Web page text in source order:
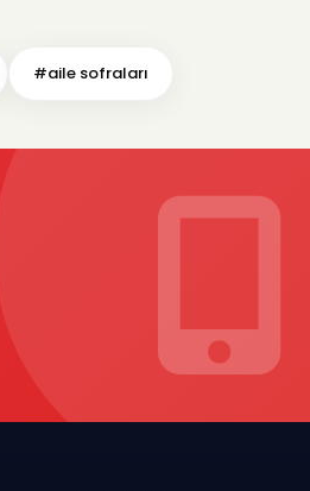
#aile sofraları